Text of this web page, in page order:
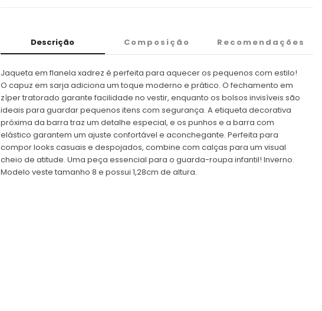
Descrição Composição Recomendações
Jaqueta em flanela xadrez é perfeita para aquecer os pequenos com estilo!
O capuz em sarja adiciona um toque moderno e prático. O fechamento em
zíper tratorado garante facilidade no vestir, enquanto os bolsos invisíveis são
ideais para guardar pequenos itens com segurança. A etiqueta decorativa
próxima da barra traz um detalhe especial, e os punhos e a barra com
elástico garantem um ajuste confortável e aconchegante. Perfeita para
compor looks casuais e despojados, combine com calças para um visual
cheio de atitude. Uma peça essencial para o guarda-roupa infantil! Inverno.
Modelo veste tamanho 8 e possui 1,28cm de altura.